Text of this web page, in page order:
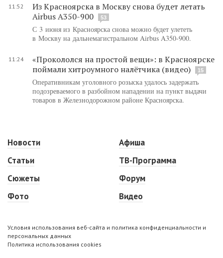
11:52
Из Красноярска в Москву снова будет летать
Airbus A350-900
53
С 3 июня из Красноярска снова можно будет улететь
в Москву на дальнемагистральном Airbus A350-900.
11:24
«Прокололся на простой вещи»: в Красноярске
поймали хитроумного налётчика (видео)
15
Оперативникам уголовного розыска удалось задержать
подозреваемого в разбойном нападении на пункт выдачи
товаров в Железнодорожном районе Красноярска.
Новости
Статьи
Сюжеты
Фото
Афиша
ТВ-Программа
Форум
Видео
Условия использования веб-сайта и политика конфиденциальности и
персональных данных
Политика использования cookies